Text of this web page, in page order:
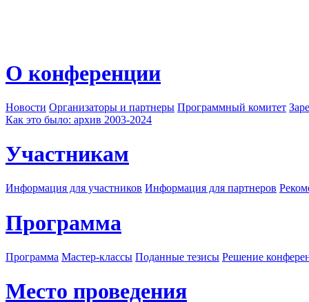
О конференции
Новости Организаторы и партнеры Программный комитет
Как это было: архив 2003-2024
Участникам
Информация для участников Информация для партнеров
Программа
Программа Мастер-классы Поданные тезисы Решение
Место проведения